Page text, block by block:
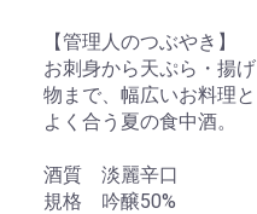
【管理人のつぶやき】
お刺身から天ぷら・揚げ
物まで、幅広いお料理と
よく合う夏の食中酒。
酒質 淡麗辛口
規格 吟醸50%